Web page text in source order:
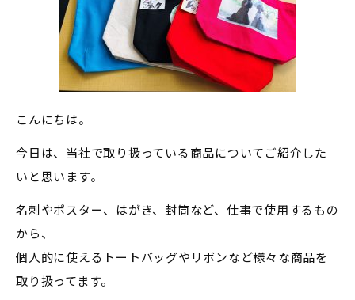
こんにちは。
今日は、当社で取り扱っている商品についてご紹介した
いと思います。
名刺やポスター、はがき、封筒など、仕事で使用するもの
から、
個人的に使えるトートバッグやリボンなど様々な商品を
取り扱ってます。